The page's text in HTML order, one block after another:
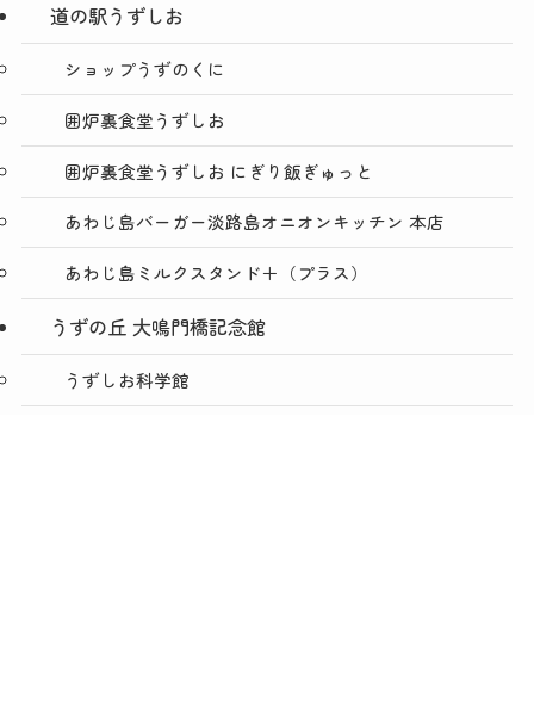
道の駅うずしお
ショップうずのくに
囲炉裏食堂うずしお
囲炉裏食堂うずしお にぎり飯ぎゅっと
あわじ島バーガー淡路島オニオンキッチン 本店
あわじ島ミルクスタンド＋（プラス）
うずの丘 大鳴門橋記念館
うずしお科学館